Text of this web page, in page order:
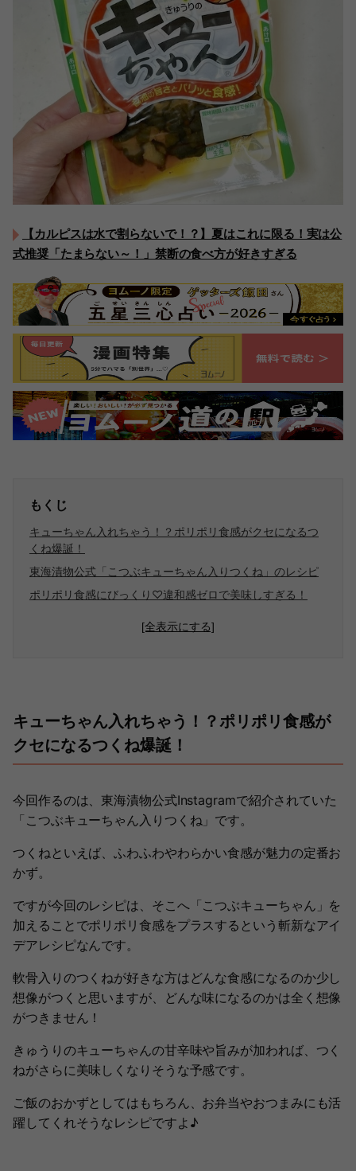
【カルピスは水で割らないで！？】夏はこれに限る！実は公
式推奨「たまらない～！」禁断の食べ方が好きすぎる
もくじ
キューちゃん入れちゃう！？ポリポリ食感がクセになるつ
くね爆誕！
東海漬物公式「こつぶキューちゃん入りつくね」のレシピ
ポリポリ食感にびっくり♡違和感ゼロで美味しすぎる！
[全表示にする]
キューちゃん入れちゃう！？ポリポリ食感が
クセになるつくね爆誕！
今回作るのは、東海漬物公式Instagramで紹介されていた
「こつぶキューちゃん入りつくね」です。
つくねといえば、ふわふわやわらかい食感が魅力の定番お
かず。
ですが今回のレシピは、そこへ「こつぶキューちゃん」を
加えることでポリポリ食感をプラスするという斬新なアイ
デアレシピなんです。
軟骨入りのつくねが好きな方はどんな食感になるのか少し
想像がつくと思いますが、どんな味になるのかは全く想像
がつきません！
きゅうりのキューちゃんの甘辛味や旨みが加われば、つく
ねがさらに美味しくなりそうな予感です。
ご飯のおかずとしてはもちろん、お弁当やおつまみにも活
躍してくれそうなレシピですよ♪